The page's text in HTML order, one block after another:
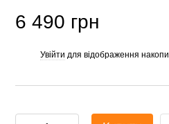
6 490 грн
Увійти для відображення